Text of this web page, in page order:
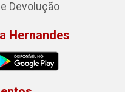
Devolução
Hernandes